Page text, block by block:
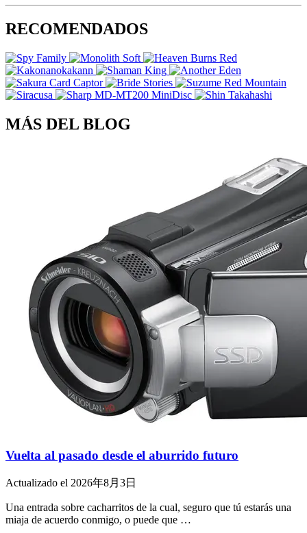
RECOMENDADOS
MÁS DEL BLOG
Vuelta al pasado desde el aburrido futuro
Actualizado el 2026年8月3日
Una entrada sobre cacharritos de la cual, seguro que tú estarás una
miaja de acuerdo conmigo, o puede que …